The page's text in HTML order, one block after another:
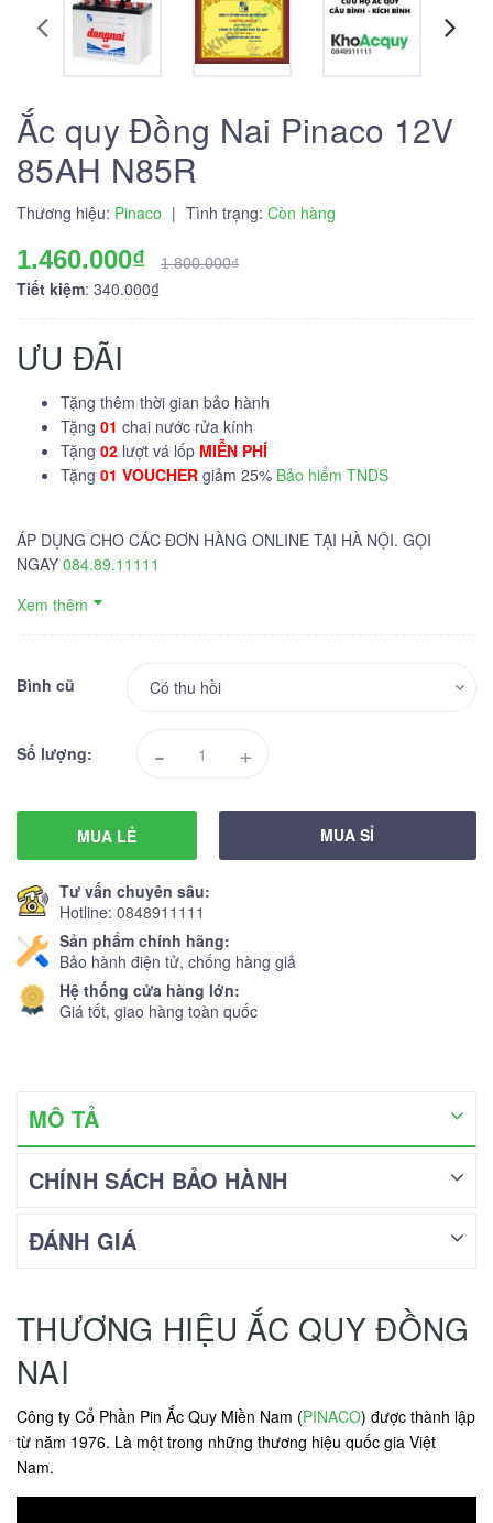
Ắc quy Đồng Nai Pinaco 12V
85AH N85R
Thương hiệu: Pinaco | Tình trạng: Còn hàng
1.460.000₫ 1.800.000₫
Tiết kiệm: 340.000₫
ƯU ĐÃI
Tặng thêm thời gian bảo hành
Tặng 01 chai nước rửa kính
Tặng 02 lượt vá lốp MIỄN PHÍ
Tặng 01 VOUCHER giảm 25% Bảo hiểm TNDS
ÁP DỤNG CHO CÁC ĐƠN HÀNG ONLINE TẠI HÀ NỘI. GỌI
NGAY 084.89.11111
Xem thêm
Bình cũ
Số lượng: - +
MUA LẺ MUA SỈ
Tư vấn chuyên sâu:
Hotline: 0848911111
Sản phẩm chính hãng:
Bảo hành điện tử, chống hàng giả
Hệ thống cửa hàng lớn:
Giá tốt, giao hàng toàn quốc
MÔ TẢ
CHÍNH SÁCH BẢO HÀNH
ĐÁNH GIÁ
THƯƠNG HIỆU ẮC QUY ĐỒNG
NAI
Công ty Cổ Phần Pin Ắc Quy Miền Nam (PINACO) được thành lập
từ năm 1976. Là một trong những thương hiệu quốc gia Việt
Nam.